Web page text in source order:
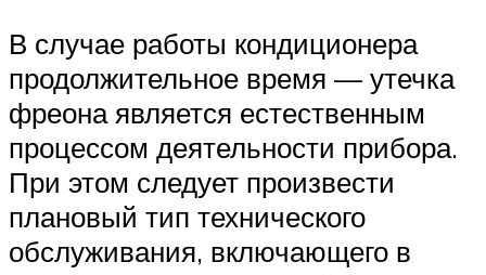
В случае работы кондиционера
продолжительное время — утечка
фреона является естественным
процессом деятельности прибора.
При этом следует произвести
плановый тип технического
обслуживания, включающего в